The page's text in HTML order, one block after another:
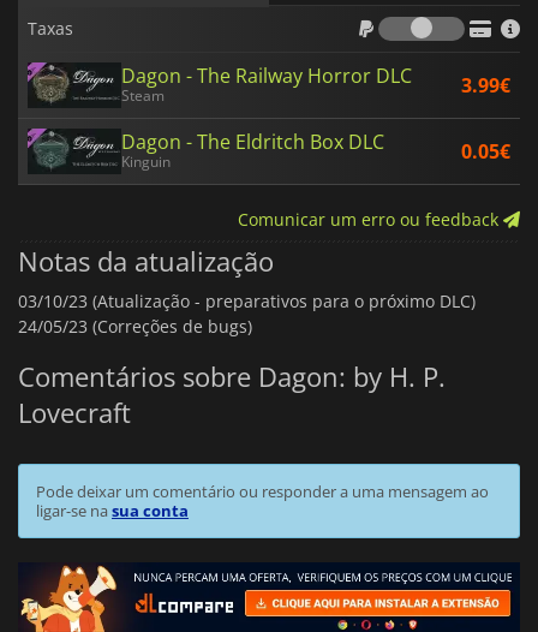
Taxas
Taxas
Dagon - The Railway Horror DLC
Steam 3.99€
Dagon - The Eldritch Box DLC
Kinguin 0.05€
Comunicar um erro ou feedback
Notas da atualização
03/10/23 (Atualização - preparativos para o próximo DLC)
24/05/23 (Correções de bugs)
Comentários sobre Dagon: by H. P.
Lovecraft
Pode deixar um comentário ou responder a uma mensagem ao
ligar-se nasua conta